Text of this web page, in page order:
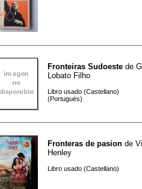
Fronteiras Sudoeste de
Lobato Filho
Libro usado (Castellano)
(Portugués)
Fronteras de pasion de
Henley
Libro usado (Castellano)